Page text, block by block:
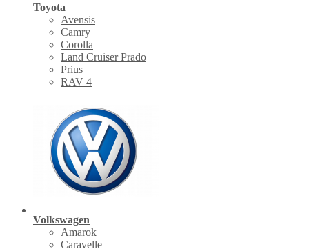
Toyota
Avensis
Camry
Corolla
Land Cruiser Prado
Prius
RAV 4
Volkswagen
Amarok
Caravelle